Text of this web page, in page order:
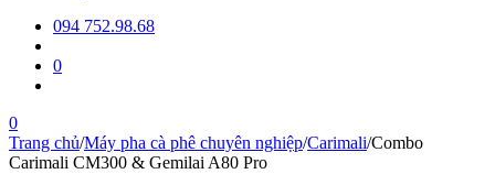
094 752.98.68
0
0
Trang chủ/Máy pha cà phê chuyên nghiệp/Carimali/Combo
Carimali CM300 & Gemilai A80 Pro